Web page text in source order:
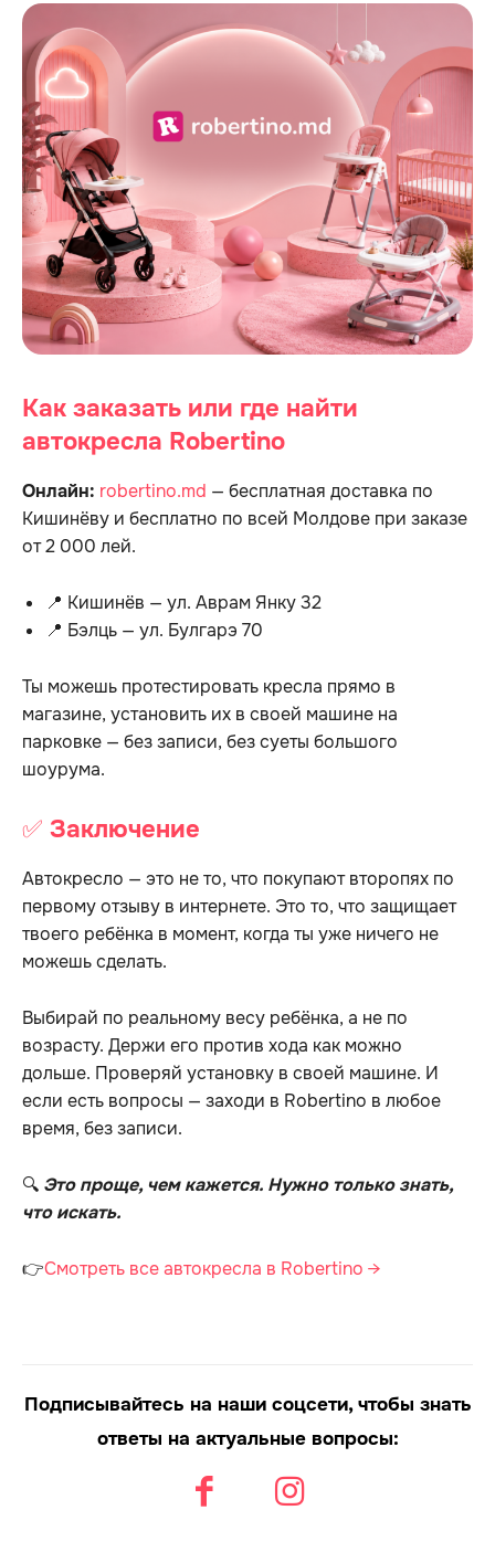
Как заказать или где найти
автокресла Robertino
Онлайн: robertino.md — бесплатная доставка по
Кишинёву и бесплатно по всей Молдове при заказе
от 2 000 лей.
📍 Кишинёв — ул. Аврам Янку 32
📍 Бэлць — ул. Булгарэ 70
Ты можешь протестировать кресла прямо в
магазине, установить их в своей машине на
парковке — без записи, без суеты большого
шоурума.
✅ Заключение
Автокресло — это не то, что покупают второпях по
первому отзыву в интернете. Это то, что защищает
твоего ребёнка в момент, когда ты уже ничего не
можешь сделать.
Выбирай по реальному весу ребёнка, а не по
возрасту. Держи его против хода как можно
дольше. Проверяй установку в своей машине. И
если есть вопросы — заходи в Robertino в любое
время, без записи.
🔍 Это проще, чем кажется. Нужно только знать,
что искать.
👉Смотреть все автокресла в Robertino →
Подписывайтесь на наши соцсети, чтобы знать
ответы на актуальные вопросы: